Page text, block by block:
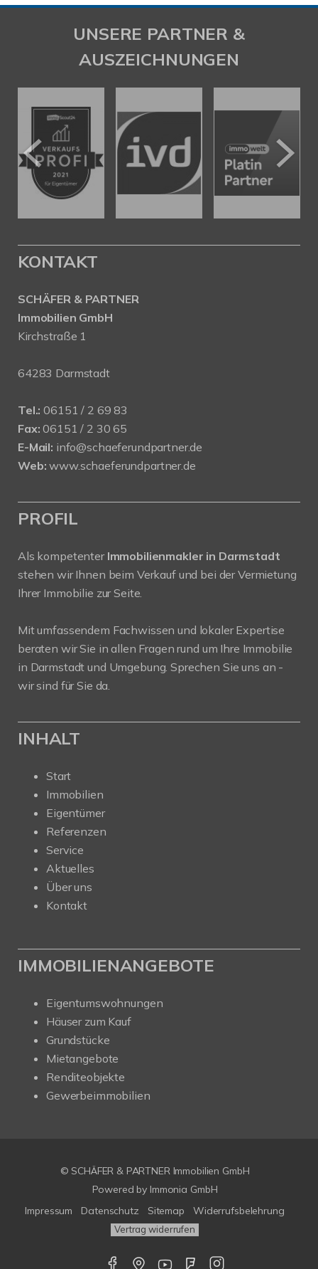
UNSERE PARTNER &
AUSZEICHNUNGEN
KONTAKT
SCHÄFER & PARTNER
Immobilien GmbH
Kirchstraße 1
64283 Darmstadt
Tel.: 06151 / 2 69 83
Fax: 06151 / 2 30 65
E-Mail: info@schaeferundpartner.de
Web: www.schaeferundpartner.de
PROFIL
Als kompetenter Immobilienmakler in Darmstadt
stehen wir Ihnen beim Verkauf und bei der Vermietung
Ihrer Immobilie zur Seite.
Mit umfassendem Fachwissen und lokaler Expertise
beraten wir Sie in allen Fragen rund um Ihre Immobilie
in Darmstadt und Umgebung. Sprechen Sie uns an -
wir sind für Sie da.
INHALT
Start
Immobilien
Eigentümer
Referenzen
Service
Aktuelles
Über uns
Kontakt
IMMOBILIENANGEBOTE
Eigentumswohnungen
Häuser zum Kauf
Grundstücke
Mietangebote
Renditeobjekte
Gewerbeimmobilien
© SCHÄFER & PARTNER Immobilien GmbH
Powered by Immonia GmbH
Impressum
Datenschutz Sitemap Widerrufsbelehrung
Vertrag widerrufen